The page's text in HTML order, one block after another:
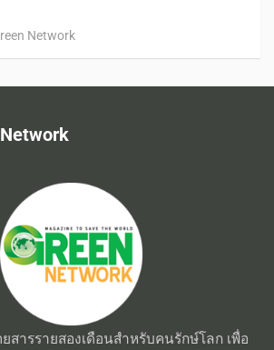
Network
สารรายสองเดือนสำหรับคนรักษ์โลก เพื่อ